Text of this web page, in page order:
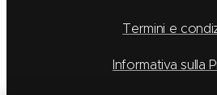
Termini e
Informativa sulla